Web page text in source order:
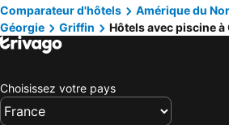
Thomaston, hôtels avec piscine
Rex,
Riverdale, hôtels avec piscine
Greenville, hôtels avec piscine
Jonesboro, hôtels avec piscine
Comparateur d'hôtels Amérique du
Géorgie
Griffin Hôtels avec piscine à
Choisissez votre pays